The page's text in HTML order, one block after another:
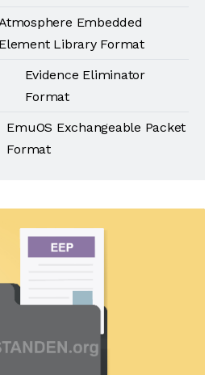
Embedded
Element Library Format
Evidence Eliminator
Format
EmuOS Exchangeable Packet
Format